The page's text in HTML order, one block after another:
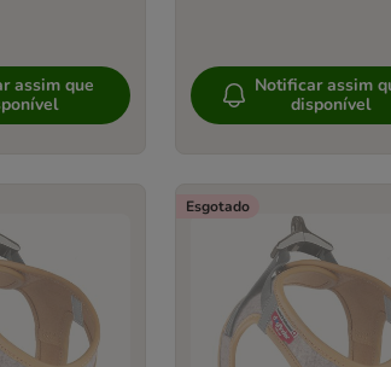
assim que
Notificar assim
disponível
Esgotado